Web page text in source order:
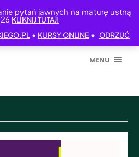
pytań jawnych na maturę ustną
KLIKNIJ TUTAJ!
• KURSY ONLINE • ODRZUĆ
MENU